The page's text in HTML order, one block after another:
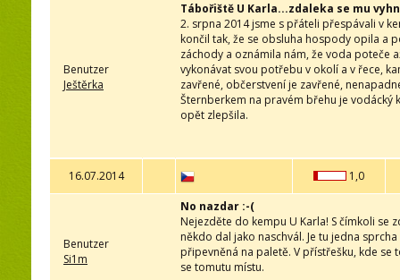
Benutzer
Ještěrka
Tábořiště U Karla...zdaleka se mu
2. srpna 2014 jsme s přáteli přespávali v
končil tak, že se obsluha hospody opila a
záchody a oznámila nám, že voda poteče
vykonávat svou potřebu v okolí a v řece,
zavřené, občerstvení je zavřené,
Šternberkem na pravém břehu je vodácký
opět zlepšila.
16.07.2014 1,0
Benutzer
Si1m
No nazdar :-(
Nejezděte do kempu U Karla! S čímkoli se
někdo dal jako naschvál. Je tu jedna
připevněná na paletě. V přístřešku, kde
se tomutu místu.